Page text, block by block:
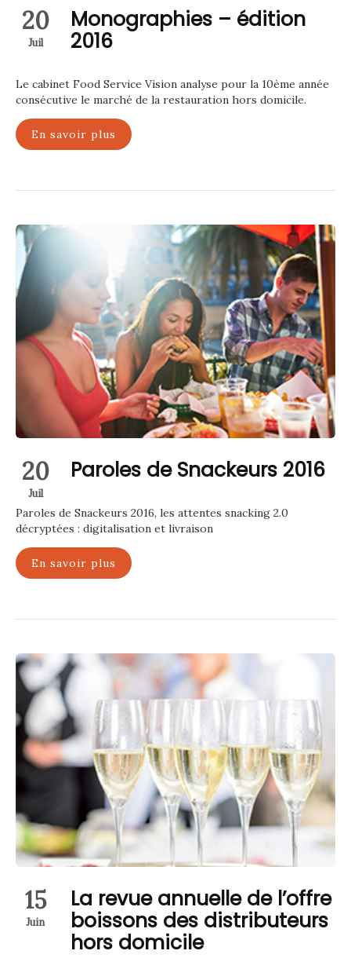
20
Juil
Monographies – édition
2016
Le cabinet Food Service Vision analyse pour la 10ème année
consécutive le marché de la restauration hors domicile.
En savoir plus
20
Juil
Paroles de Snackeurs 2016
Paroles de Snackeurs 2016, les attentes snacking 2.0
décryptées : digitalisation et livraison
En savoir plus
15
Juin
La revue annuelle de l’offre
boissons des distributeurs
hors domicile